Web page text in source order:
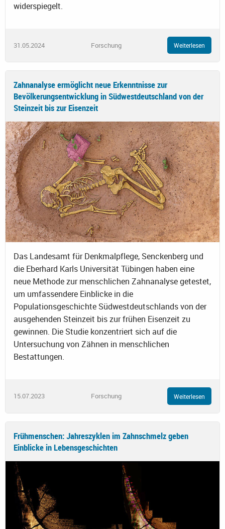
widerspiegelt.
31.05.2024 Forschung Weiterlesen
Zahnanalyse ermöglicht neue Erkenntnisse zur
Bevölkerungsentwicklung in Südwestdeutschland von der
Steinzeit bis zur Eisenzeit
Das Landesamt für Denkmalpflege, Senckenberg und
die Eberhard Karls Universität Tübingen haben eine
neue Methode zur menschlichen Zahnanalyse getestet,
um umfassendere Einblicke in die
Populationsgeschichte Südwestdeutschlands von der
ausgehenden Steinzeit bis zur frühen Eisenzeit zu
gewinnen. Die Studie konzentriert sich auf die
Untersuchung von Zähnen in menschlichen
Bestattungen.
15.07.2023 Forschung Weiterlesen
Frühmenschen: Jahreszyklen im Zahnschmelz geben
Einblicke in Lebensgeschichten